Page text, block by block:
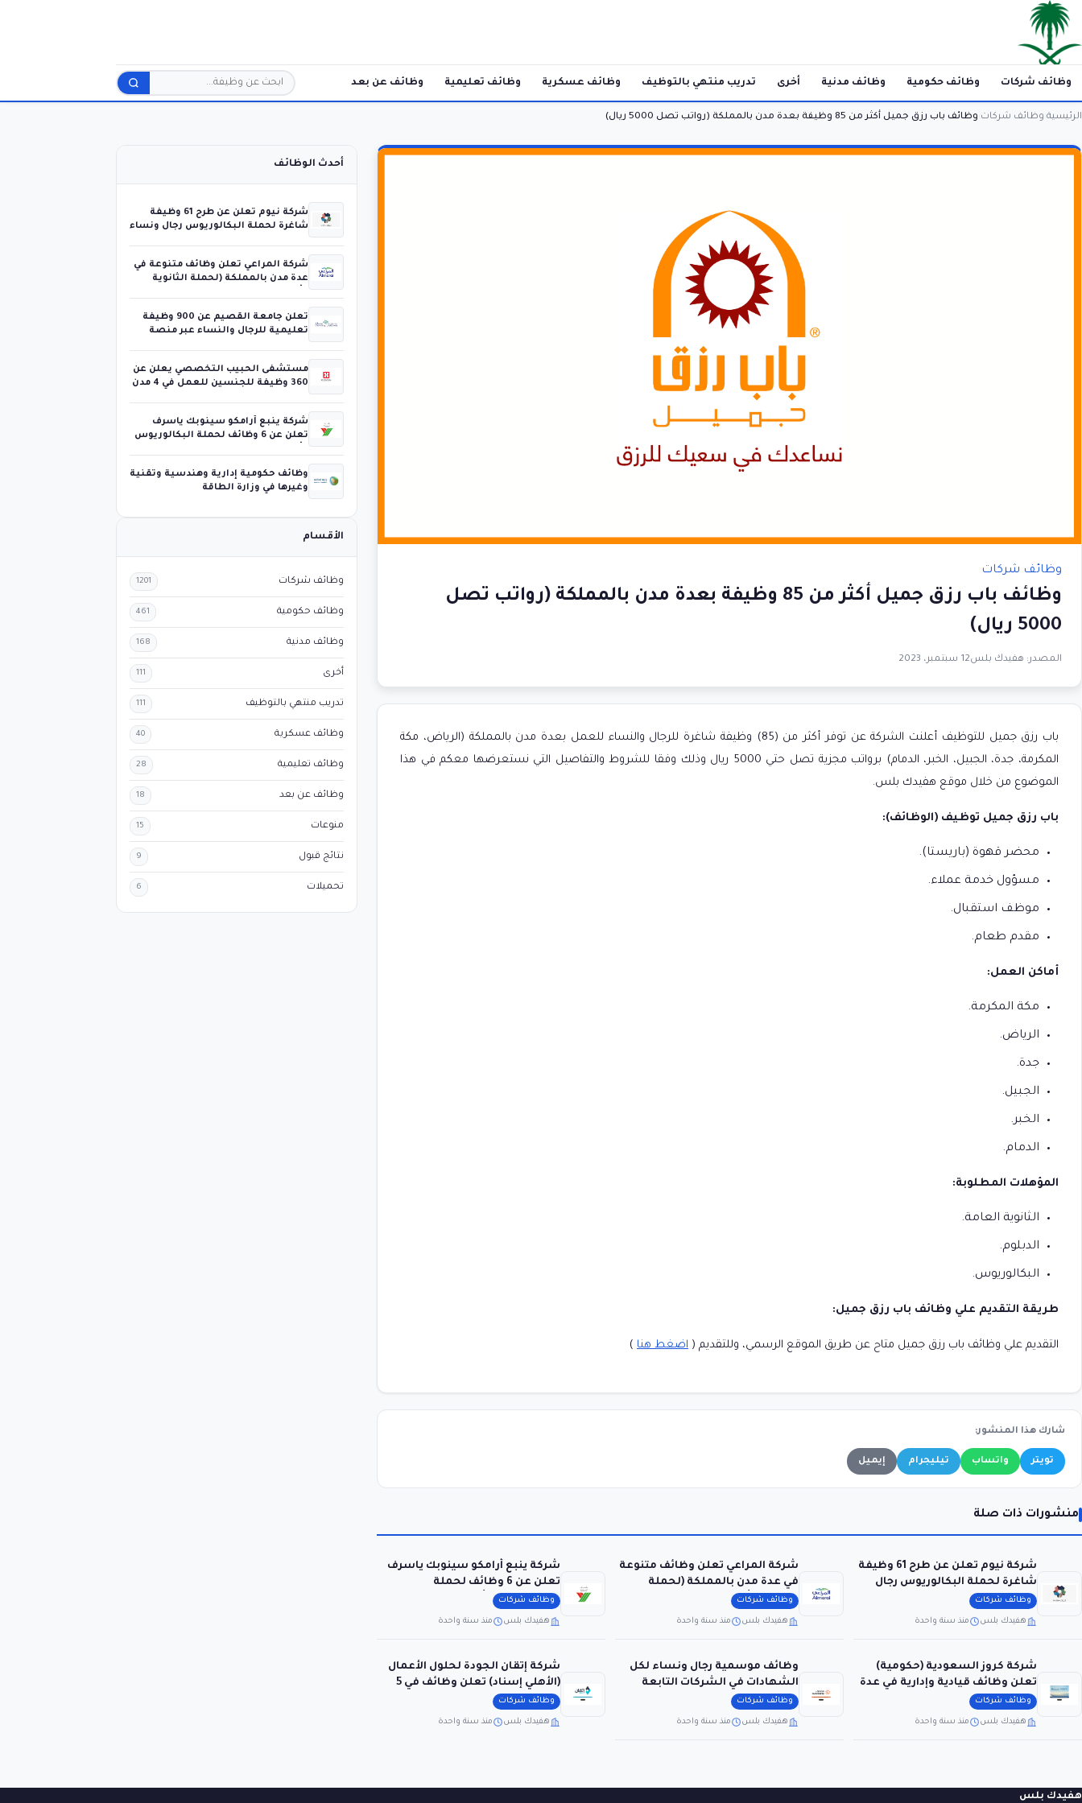
وظائف شركات وظائف حكومية وظائف مدنية أخرى تدريب منتهي بالتوظيف وظائف عسكرية وظائف تعليمية وظائف عن بعد
الرئيسية وظائف شركات وظائف باب رزق جميل أكثر من 85 وظيفة بعدة مدن بالمملكة (رواتب تصل 5000 ريال)
وظائف شركات
وظائف باب رزق جميل أكثر من 85 وظيفة بعدة مدن بالمملكة (رواتب تصل
5000 ريال)
المصدر: هفيدك بلس12 سبتمبر، 2023
باب رزق جميل للتوظيف أعلنت الشركة عن توفر أكثر من (85) وظيفة شاغرة للرجال والنساء للعمل بعدة مدن بالمملكة (الرياض، مكة
المكرمة، جدة، الجبيل، الخبر، الدمام) برواتب مجزية تصل حتي 5000 ريال وذلك وفقا للشروط والتفاصيل التي نستعرضها معكم في هذا
الموضوع من خلال موقع هفيدك بلس.
باب رزق جميل توظيف (الوظائف):
محضر قهوة (باريستا).
مسؤول خدمة عملاء.
موظف استقبال.
مقدم طعام.
أماكن العمل:
مكة المكرمة.
الرياض.
جدة.
الجبيل.
الخبر.
الدمام.
المؤهلات المطلوبة:
الثانوية العامة.
الدبلوم.
البكالوريوس.
طريقة التقديم علي وظائف باب رزق جميل:
التقديم علي وظائف باب رزق جميل متاح عن طريق الموقع الرسمي، وللتقديم ( اضغط هنا )
شارك هذا المنشور:
تويتر واتساب تيليجرام إيميل
منشورات ذات صلة
شركة نيوم تعلن عن طرح 61 وظيفة
شاغرة لحملة البكالوريوس رجال
ونساء
وظائف شركات
هفيدك بلس منذ سنة واحدة
شركة المراعي تعلن وظائف متنوعة
في عدة مدن بالمملكة (لحملة
الثانوية فأعلى)
وظائف شركات
هفيدك بلس منذ سنة واحدة
شركة ينبع أرامكو سينوبك ياسرف
تعلن عن 6 وظائف لحملة
البكالوريوس فأعلى
وظائف شركات
هفيدك بلس منذ سنة واحدة
شركة كروز السعودية (حكومية)
تعلن وظائف قيادية وإدارية في عدة
مجالات
وظائف شركات
هفيدك بلس منذ سنة واحدة
وظائف موسمية رجال ونساء لكل
الشهادات في الشركات التابعة
لمشارق
وظائف شركات
هفيدك بلس منذ سنة واحدة
شركة إتقان الجودة لحلول الأعمال
(الأهلي إسناد) تعلن وظائف في 5
مدن بالمملكة
وظائف شركات
هفيدك بلس منذ سنة واحدة
أحدث الوظائف
شركة نيوم تعلن عن طرح 61 وظيفة
شاغرة لحملة البكالوريوس رجال ونساء
شركة المراعي تعلن وظائف متنوعة في
عدة مدن بالمملكة (لحملة الثانوية
تعلن جامعة القصيم عن 900 وظيفة
تعليمية للرجال والنساء عبر منصة
مستشفى الحبيب التخصصي يعلن عن
360 وظيفة للجنسين للعمل في 4 مدن
شركة ينبع أرامكو سينوبك ياسرف
تعلن عن 6 وظائف لحملة البكالوريوس
وظائف حكومية إدارية وهندسية وتقنية
وغيرها في وزارة الطاقة
الأقسام
وظائف شركات 1201
وظائف حكومية 461
وظائف مدنية 168
أخرى 111
تدريب منتهي بالتوظيف 111
وظائف عسكرية 40
وظائف تعليمية 28
وظائف عن بعد 18
منوعات 15
نتائج قبول 9
تحميلات 6
هفيدك بلس